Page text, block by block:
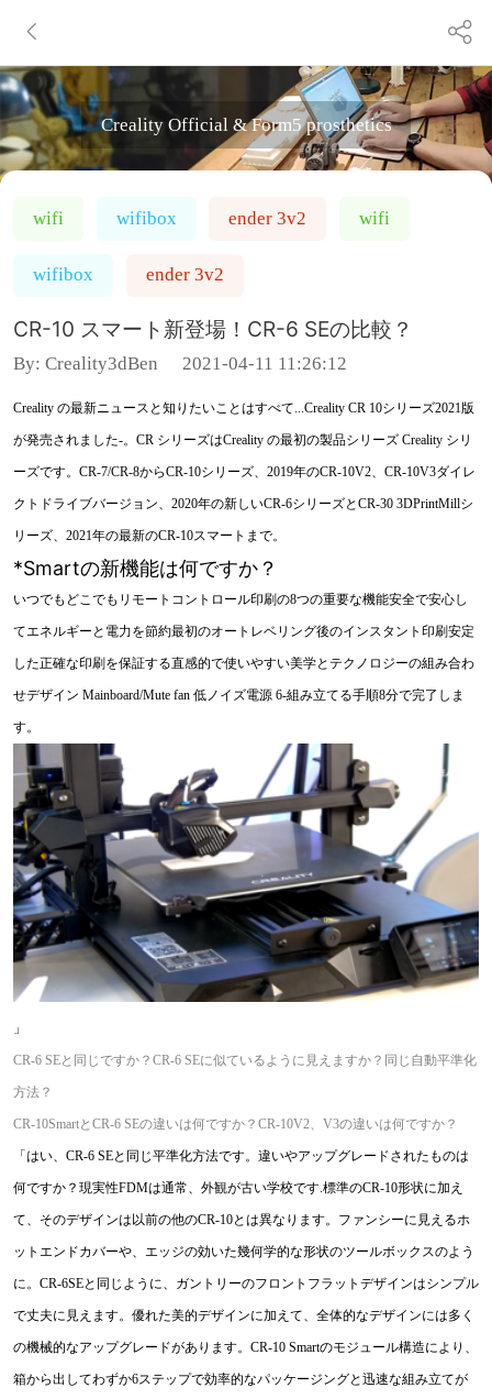
Creality Official & Form5 prosthetics
wifi wifibox ender 3v2 wifi
wifibox ender 3v2
CR-10 スマート新登場！CR-6 SEの比較？
By: Creality3dBen 2021-04-11 11:26:12
Creality の最新ニュースと知りたいことはすべて...Creality CR 10シリーズ2021版
が発売されました-。CR シリーズはCreality の最初の製品シリーズ Creality シリ
ーズです。CR-7/CR-8からCR-10シリーズ、2019年のCR-10V2、CR-10V3ダイレ
クトドライブバージョン、2020年の新しいCR-6シリーズとCR-30 3DPrintMillシ
リーズ、2021年の最新のCR-10スマートまで。
*Smartの新機能は何ですか？
いつでもどこでもリモートコントロール印刷の8つの重要な機能安全で安心し
てエネルギーと電力を節約最初のオートレベリング後のインスタント印刷安定
した正確な印刷を保証する直感的で使いやすい美学とテクノロジーの組み合わ
せデザイン Mainboard/Mute fan 低ノイズ電源 6-組み立てる手順8分で完了しま
す。
」
CR-6 SEと同じですか？CR-6 SEに似ているように見えますか？同じ自動平準化
方法？
CR-10SmartとCR-6 SEの違いは何ですか？CR-10V2、V3の違いは何ですか？
「はい、CR-6 SEと同じ平準化方法です。違いやアップグレードされたものは
何ですか？現実性FDMは通常、外観が古い学校です.標準のCR-10形状に加え
て、そのデザインは以前の他のCR-10とは異なります。ファンシーに見えるホ
ットエンドカバーや、エッジの効いた幾何学的な形状のツールボックスのよう
に。CR-6SEと同じように、ガントリーのフロントフラットデザインはシンプル
で丈夫に見えます。優れた美的デザインに加えて、全体的なデザインには多く
の機械的なアップグレードがあります。CR-10 Smartのモジュール構造により、
箱から出してわずか6ステップで効率的なパッケージングと迅速な組み立てが